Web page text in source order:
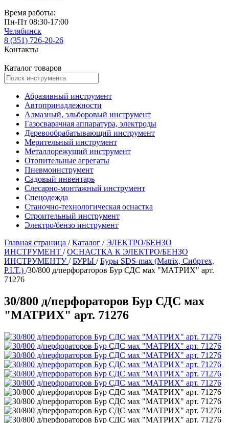
Время работы:
Пн-Пт 08:30-17:00
Челябинск
8 (351) 726-20-26
Контакты
Каталог товаров
Абразивный инструмент
Автопринадлежности
Алмазный, эльборовый инструмент
Газосварачная аппаратура, электроды
Деревообрабатывающий инструмент
Мерительный инструмент
Металлорежущий инструмент
Отопительные агрегаты
Пневмоинструмент
Садовый инвентарь
Слесарно-монтажный инструмент
Спецодежда
Станочно-технологическая оснастка
Строительный инструмент
Электро/бензо инструмент
Главная страница / Каталог / ЭЛЕКТРО/БЕНЗО
ИНСТРУМЕНТ / ОСНАСТКА К ЭЛЕКТРО/БЕНЗО
ИНСТРУМЕНТУ/ БУРЫ / Буры SDS-max (Matrix, Сибртех,
P.I.T.) /30/800 д/перфораторов Бур СДС мах "МАТРИХ" арт.
71276
30/800 д/перфораторов Бур СДС мах
"МАТРИХ" арт. 71276